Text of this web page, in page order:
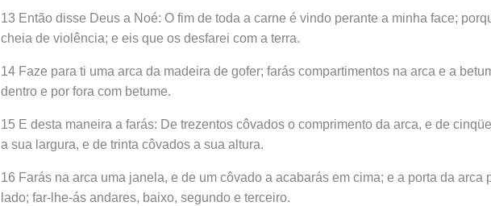
13 Então disse Deus a Noé: O fim de toda a carne é vindo perante a minha face;
cheia de violência; e eis que os desfarei com a terra.
14 Faze para ti uma arca da madeira de gofer; farás compartimentos na arca e a
dentro e por fora com betume.
15 E desta maneira a farás: De trezentos côvados o comprimento da arca, e de
a sua largura, e de trinta côvados a sua altura.
16 Farás na arca uma janela, e de um côvado a acabarás em cima; e a porta da arca
lado; far-lhe-ás andares, baixo, segundo e terceiro.